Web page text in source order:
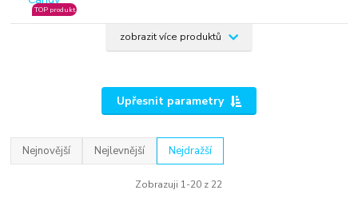
TOP produkt
zobrazit více produktů
Upřesnit parametry
Nejnovější Nejlevnější Nejdražší
Zobrazuji 1-20 z 22